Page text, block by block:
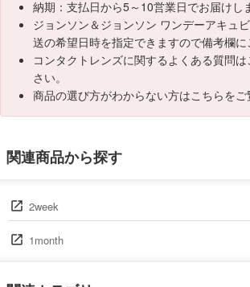
納期：支払日から5～10営業日でお届けし
ジョンソン＆ジョンソン ワンデーアキュ
送の希望日時を指定できますので備考欄に
コンタクトレンズに関するよくある質問
さい。
商品の選び方がわからない方はこちらをご
関連商品から探す
2week
1month